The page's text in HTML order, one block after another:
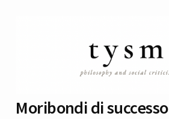
Moribondi di successo